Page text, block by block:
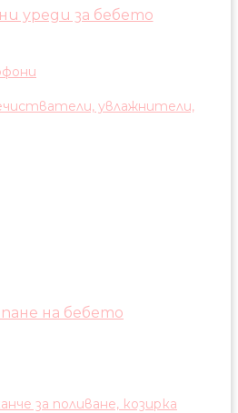
уреди за бебето
увлажнители,
на бебето
за поливане, козирка